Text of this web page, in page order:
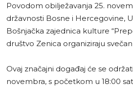
Povodom obilježavanja 25.
državnosti Bosne i Hercegovine,
Bošnjačka zajednica kulture
društvo Zenica organiziraju
Ovaj značajni događaj će se
novembra, s početkom u 18:00